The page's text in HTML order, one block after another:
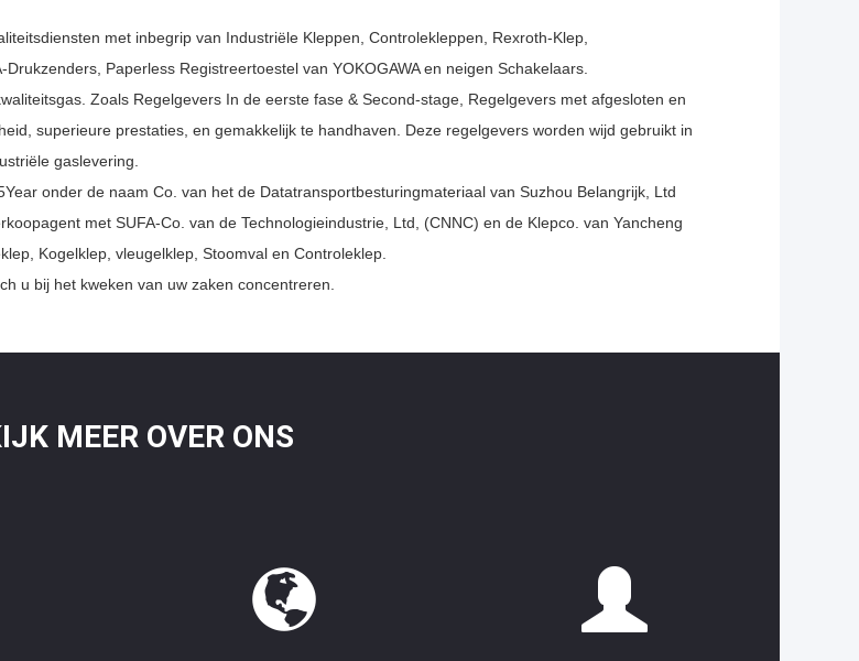
met inbegrip van Industriële Kleppen, Controlekleppen, Rexroth-Klep,
Paperless Registreertoestel van YOKOGAWA en neigen Schakelaars.
Zoals Regelgevers In de eerste fase & Second-stage, Regelgevers met afgesloten en
superieure prestaties, en gemakkelijk te handhaven. Deze regelgevers worden wijd gebruikt in
gaslevering.
onder de naam Co. van het de Datatransportbesturingmateriaal van Suzhou Belangrijk, Ltd
met SUFA-Co. van de Technologieindustrie, Ltd, (CNNC) en de Klepco. van Yancheng
Kogelklep, vleugelklep, Stoomval en Controleklep.
u bij het kweken van uw zaken concentreren.
MEER OVER ONS